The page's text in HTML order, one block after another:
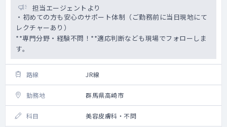
担当エージェントより
・初めての方も安心のサポート体制（ご勤務前に当日現地にて
レクチャーあり）
**専門分野・経験不問！**適応判断なども現場でフォローしま
す。
路線 JR線
勤務地 群馬県高崎市
科目 美容皮膚科・不問